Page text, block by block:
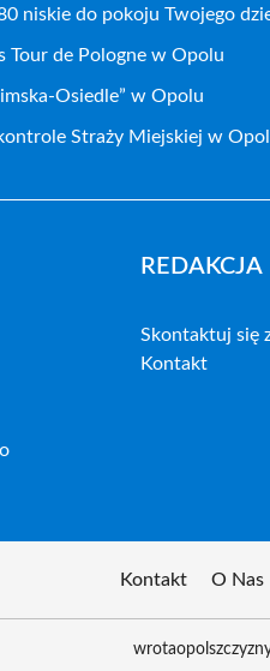
niskie do pokoju Twojego
de Pologne w Opolu
Osiedle” w Opolu
Straży Miejskiej w
REDAKCJA
Skontaktuj się
Kontakt
Kontakt O Nas